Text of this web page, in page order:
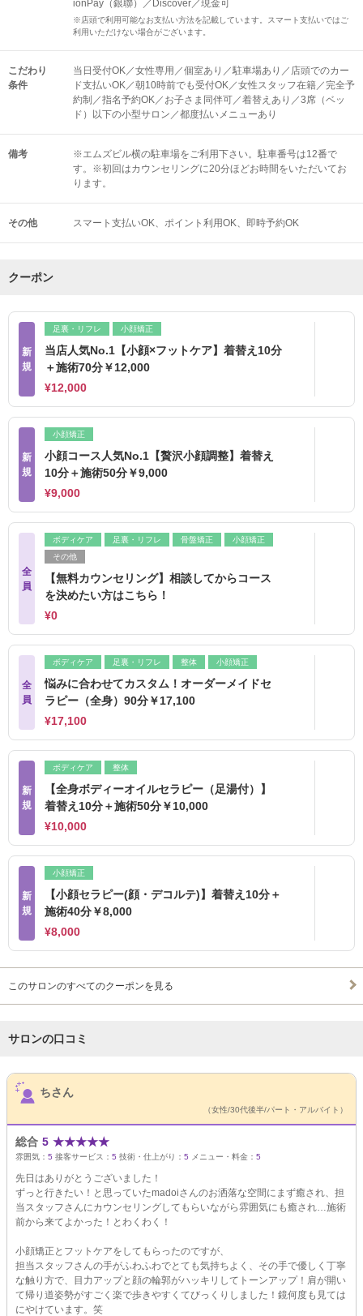
ionPay（銀聯）／Discover／現金可
※店頭で利用可能なお支払い方法を記載しています。スマート支払いではご
利用いただけない場合がございます。
こだわり
条件
当日受付OK／女性専用／個室あり／駐車場あり／店頭でのカー
ド支払いOK／朝10時前でも受付OK／女性スタッフ在籍／完全予
約制／指名予約OK／お子さま同伴可／着替えあり／3席（ベッ
ド）以下の小型サロン／都度払いメニューあり
備考
※エムズビル横の駐車場をご利用下さい。駐車番号は12番で
す。※初回はカウンセリングに20分ほどお時間をいただいてお
ります。
その他 スマート支払いOK ポイント利用OK 即時予約OK
クーポン
新
規
足裏・リフレ 小顔矯正
当店人気No.1【小顔×フットケア】着替え10分
＋施術70分￥12,000
¥12,000
新
規
小顔矯正
小顔コース人気No.1【贅沢小顔調整】着替え
10分＋施術50分￥9,000
¥9,000
全
員
ボディケア 足裏・リフレ 骨盤矯正
小顔矯正
その他
【無料カウンセリング】相談してからコース
を決めたい方はこちら！
¥0
全
員
ボディケア 足裏・リフレ 整体 小顔矯正
悩みに合わせてカスタム！オーダーメイドセ
ラピー（全身）90分￥17,100
¥17,100
新
規
ボディケア 整体
【全身ボディーオイルセラピー（足湯付）】
着替え10分＋施術50分￥10,000
¥10,000
新
規
小顔矯正
【小顔セラピー(顔・デコルテ)】着替え10分＋
施術40分￥8,000
¥8,000
このサロンのすべてのクーポンを見る
サロンの口コミ
サロンPick Up
ちさん
（女性/30代後半/パート・アルバイト）
総合 5 ★★★★★
雰囲気： 5 接客サービス： 5 技術・仕上がり： 5 メニュー・料金： 5
先日はありがとうございました！
ずっと行きたい！と思っていたmadoiさんのお洒落な空間にまず癒され、担
当スタッフさんにカウンセリングしてもらいながら雰囲気にも癒され…施術
前から来てよかった！とわくわく！
小顔矯正とフットケアをしてもらったのですが、
担当スタッフさんの手がふわふわでとても気持ちよく、その手で優しく丁寧
な触り方で、目力アップと顔の輪郭がハッキリしてトーンアップ！肩が開い
て帰り道姿勢がすごく楽で歩きやすくてびっくりしました！鏡何度も見ては
にやけています。笑